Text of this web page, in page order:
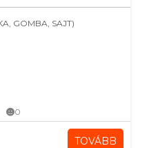
GOMBA, SAJT)
0
TOVÁBB